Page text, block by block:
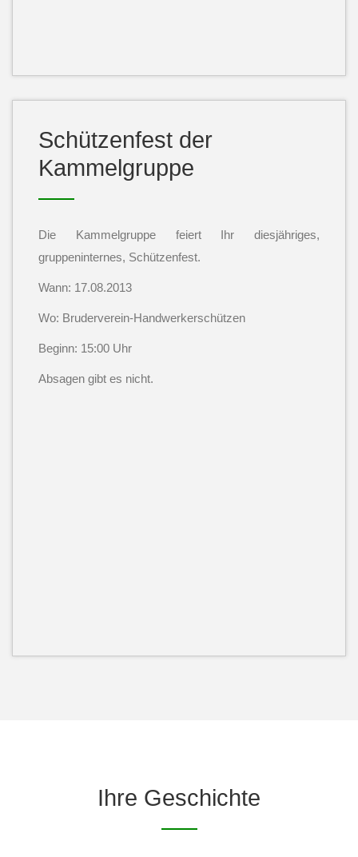
Schützenfest der
Kammelgruppe
Die Kammelgruppe feiert Ihr diesjähriges,
gruppeninternes, Schützenfest.
Wann: 17.08.2013
Wo: Bruderverein-Handwerkerschützen
Beginn: 15:00 Uhr
Absagen gibt es nicht.
Ihre Geschichte